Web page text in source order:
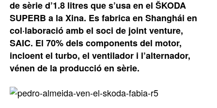
de sèrie d’1.8 litres que s’usa en el ŠKODA
SUPERB a la Xina. Es fabrica en Shanghái en
col·laboració amb el soci de joint venture,
SAIC. El 70% dels components del motor,
incloent el turbo, el ventilador i l’alternador,
vénen de la producció en sèrie.